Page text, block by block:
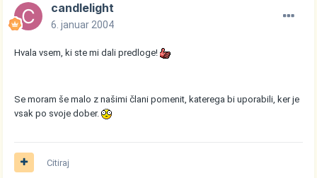
candlelight
6. januar 2004
Hvala vsem, ki ste mi dali predloge!
Se moram še malo z našimi člani pomenit, katerega bi uporabili, ker je
vsak po svoje dober.
Citiraj